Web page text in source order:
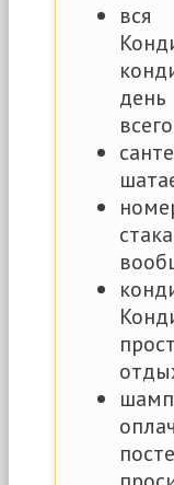
вся
день